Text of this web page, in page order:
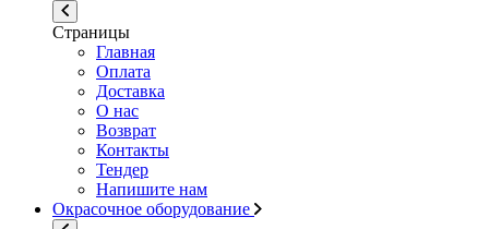
Страницы
Главная
Оплата
Доставка
О нас
Возврат
Контакты
Тендер
Напишите нам
Окрасочное оборудование